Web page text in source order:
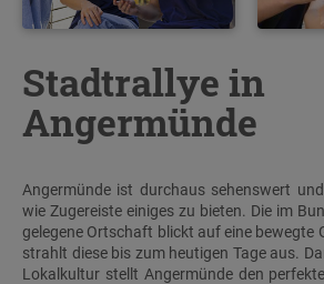
Stadtrallye in
Angermünde
Angermünde ist durchaus sehenswert
wie Zugereiste einiges zu bieten. Die im
gelegene Ortschaft blickt auf eine bewegte
strahlt diese bis zum heutigen Tage aus.
Lokalkultur stellt Angermünde den